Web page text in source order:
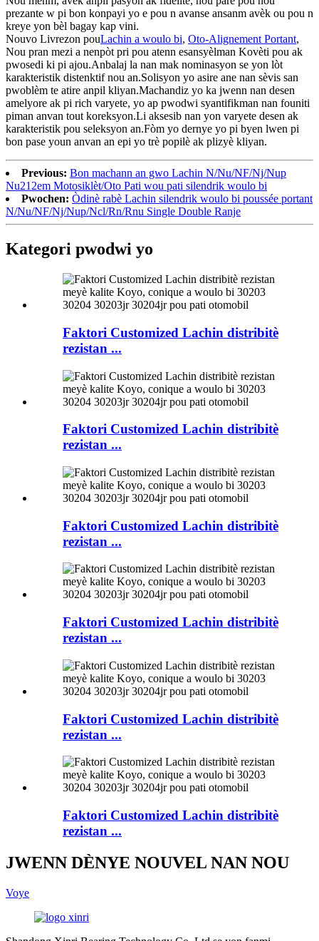
prezante w pi bon konpayi yo e pou n avanse ansanm avèk ou pou n
kreye yon bèl bagay kap vini.
Nouvo Livrezon pouLachin a woulo bi, Oto-Alignement Portant,
Nou pran mezi a nenpòt pri pou atenn esansyèlman Kovèti pou ak
pwosedi ki pi ajou.Anbalaj la nan mak nominasyon se yon lòt
karakteristik distenktif nou an.Solisyon yo asire ane nan sèvis san
pwoblèm te atire anpil kliyan.Machandiz yo ka jwenn nan desen
amelyore ak pi rich varyete, yo ap pwodwi syantifikman nan founiti
piman anvan tout koreksyon.Li aksesib nan yon varyete desen ak
karakteristik pou seleksyon an.Fòm yo dernye yo pi byen lwen pi
bon pase youn anvan an epi yo trè popilè ak plizyè kliyan.
Previous: Bon machann an gwo Lachin N/Nu/NF/Nj/Nup
Nu212em Motosiklèt/Oto Pati wou pati silendrik woulo bi
Pwochen: Òdinè rabè Lachin silendrik woulo bi poussée portant
N/Nu/NF/Nj/Nup/Ncl/Rn/Rnu Single Double Ranje
Kategori pwodwi yo
Faktori Customized Lachin distribitè
rezistan ...
Faktori Customized Lachin distribitè
rezistan ...
Faktori Customized Lachin distribitè
rezistan ...
Faktori Customized Lachin distribitè
rezistan ...
Faktori Customized Lachin distribitè
rezistan ...
Faktori Customized Lachin distribitè
rezistan ...
JWENN DÈNYE NOUVEL NAN NOU
Voye